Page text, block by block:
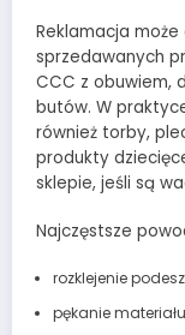
Reklamacja
sprzedawanych
CCC z obuwiem,
butów. W
również torby,
produkty
sklepie, jeśli są
Najczęstsze
rozklejenie
pękanie